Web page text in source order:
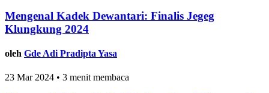
Mengenal Kadek Dewantari: Finalis Jegeg
Klungkung 2024
oleh Gde Adi Pradipta Yasa
23 Mar 2024 • 3 menit membaca